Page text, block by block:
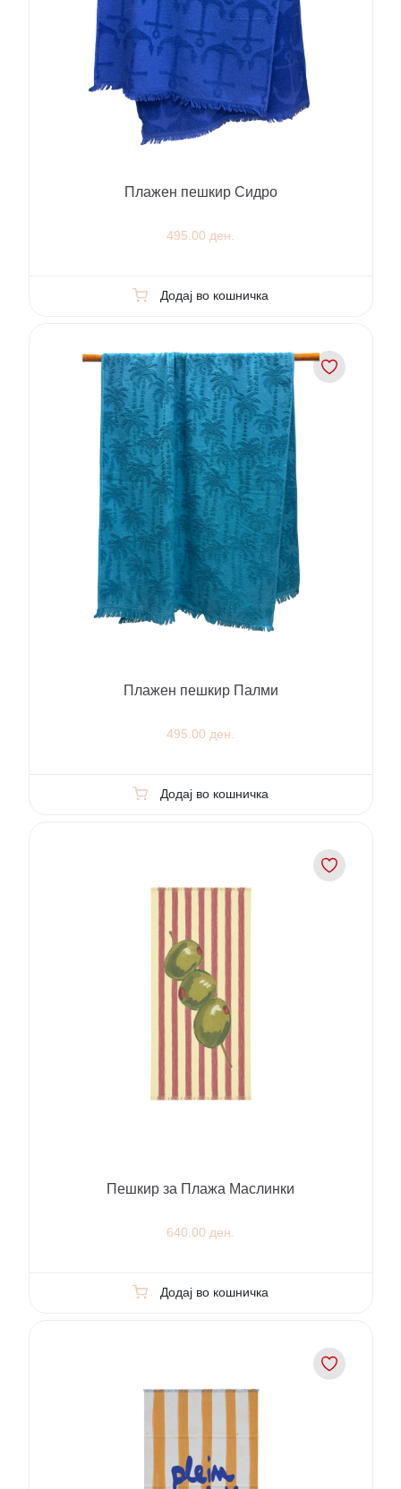
Плажен пешкир Сидро
495.00 ден.
Додај во кошничка
Плажен пешкир Палми
495.00 ден.
Додај во кошничка
Пешкир за Плажа Маслинки
640.00 ден.
Додај во кошничка